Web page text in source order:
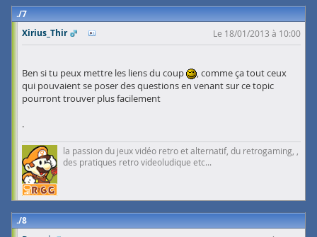
7
Xirius_Thir
Le 18/01/2013 à 10:00
Ben si tu peux mettre les liens du coup
, comme ça tout ceux
qui pouvaient se poser des questions en venant sur ce topic
pourront trouver plus facilement
.
la passion du jeux vidéo retro et alternatif, du retrogaming, ,
des pratiques retro videoludique etc...
8